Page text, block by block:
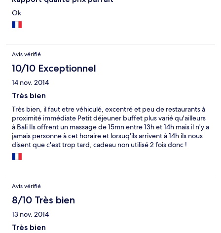
Ok
Avis vérifié
10/10 Exceptionnel
14 nov. 2014
Très bien
Très bien, il faut etre véhiculé, excentré et peu de restaurants à
proximité immédiate Petit déjeuner buffet plus varié qu'ailleurs
à Bali Ils offrent un massage de 15mn entre 13h et 14h mais il n'y a
jamais personne à cet horaire et lorsuq'ils arrivent à 14h ils nous
disent que c'est trop tard, cadeau non utilisé 2 fois donc !
Avis vérifié
8/10 Très bien
13 nov. 2014
Très bien